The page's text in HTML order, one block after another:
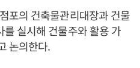
포의 건축물관리대장과 건물
실시해 건물주와 활용 가
논의한다.